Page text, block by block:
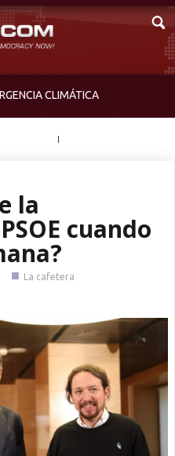
CLIMÁTICA
la
cuando
■ La cafetera